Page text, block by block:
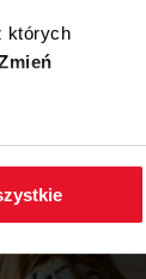
których
Polityka